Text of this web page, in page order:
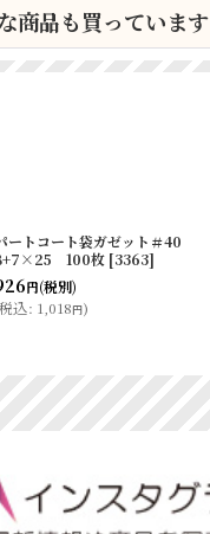
商品も買っています
ンフッソ耐油チュロス袋 未晒
地 100枚[88581]
円(税別)